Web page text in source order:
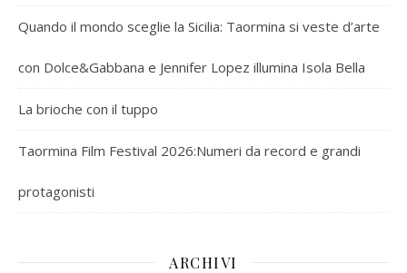
Quando il mondo sceglie la Sicilia: Taormina si veste d’arte
con Dolce&Gabbana e Jennifer Lopez illumina Isola Bella
La brioche con il tuppo
Taormina Film Festival 2026:Numeri da record e grandi
protagonisti
ARCHIVI